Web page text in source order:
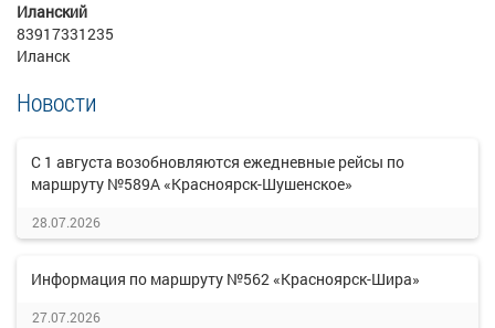
Иланский
83917331235
Иланск
Новости
С 1 августа возобновляются ежедневные рейсы по
маршруту №589А «Красноярск-Шушенское»
28.07.2026
Информация по маршруту №562 «Красноярск-Шира»
27.07.2026